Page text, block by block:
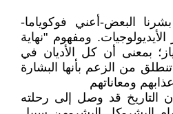
البعض-أعني فوكوياما-
الأيديولوجيات. ومفهوم "نهاية
بمعنى أن كل الأديان في
من الزعم بأنها البشارة
ومعاناتهم
التاريخ قد وصل إلى رحلته